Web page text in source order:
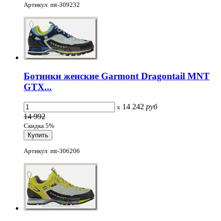
Артикул: mt-309232
Ботинки женские Garmont Dragontail MNT
GTX...
x 14 242 руб
14 992
Скидка 5%
Артикул: mt-306206